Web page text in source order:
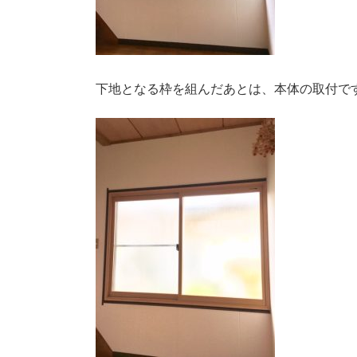
下地となる枠を組んだあとは、本体の取付で